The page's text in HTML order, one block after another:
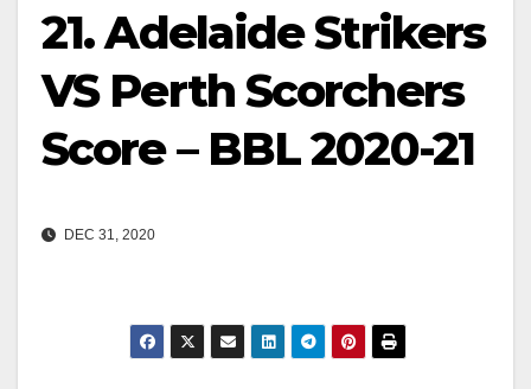
21. Adelaide Strikers
VS Perth Scorchers
Score – BBL 2020-21
DEC 31, 2020